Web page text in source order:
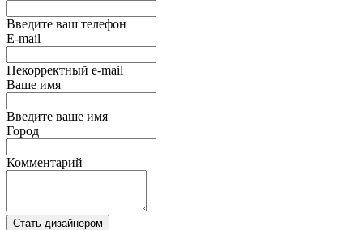
Введите ваш телефон
E-mail
Некорректный e-mail
Ваше имя
Введите ваше имя
Город
Комментарий
Стать дизайнером